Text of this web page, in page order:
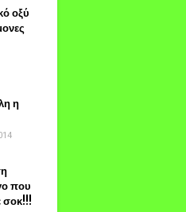
οξύ
η
που
σοκ!!!